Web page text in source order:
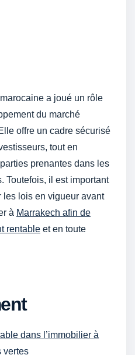
a joué un rôle
du marché
offre un cadre sécurisé
tout en
prenantes dans les
Toutefois, il est important
lois en vigueur avant
à Marrakech afin de
rentable et en toute
dans l’immobilier à
vertes